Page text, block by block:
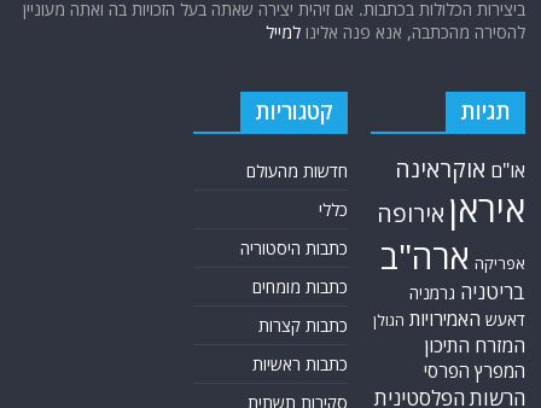
אתר החדשות נציב.נט מבצע איסוף ועיבוד של מידע ממקורות המודיעין הגלוי
(רשתות חברתיות, עיתונות, עדויות מקומיות ועוד) על מנת להביא את תמונת
המצב המקיפה והמדויקת ביותר של השטח.
אתר Nziv.net מכבד את זכויות היוצרים ועושה מאמצים לאיתור בעלי הזכויות
ביצירות הכלולות בכתבות. אם זיהית יצירה שאתה בעל הזכויות בה ואתה מעוניין
להסירה מהכתבה, אנא פנה אלינו למייל
תגיות קטגוריות